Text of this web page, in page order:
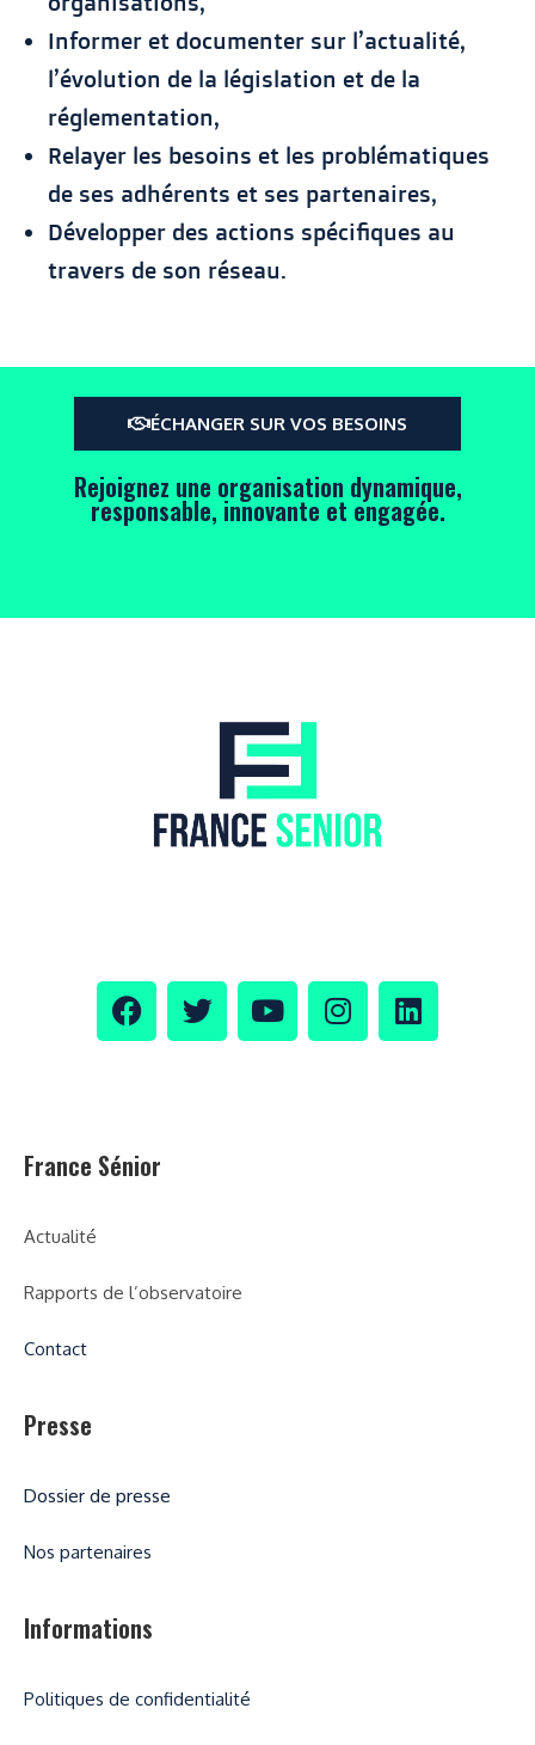
Informer et documenter sur l’actualité,
l’évolution de la législation et de la
réglementation,
Relayer les besoins et les problématiques
de ses adhérents et ses partenaires,
Développer des actions spécifiques au
travers de son réseau.
ÉCHANGER SUR VOS BESOINS
Rejoignez une organisation dynamique,
responsable, innovante et engagée.
France Sénior
Actualité
Rapports de l’observatoire
Contact
Presse
Dossier de presse
Nos partenaires
Informations
Politiques de confidentialité